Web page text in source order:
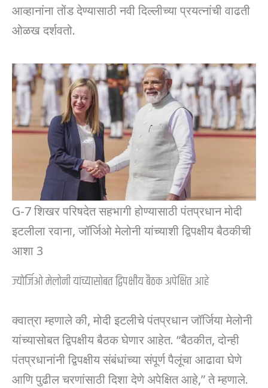
आव्हानांना तोंड देण्यासाठी नवी दिल्लीच्या प्रयत्नांची वाढती
ओळख दर्शवतो.
G-7 शिखर परिषदेत सहभागी होण्यासाठी पंतप्रधान मोदी
इटलीला रवाना, जॉर्जिओ मेलोनी यांच्याशी द्विपक्षीय बैठकीची
आशा 3
ज्योर्जिओ मेलोनी यांच्यासोबत द्विपक्षीय बैठक अपेक्षित आहे
क्वात्रा म्हणाले की, मोदी इटलीचे पंतप्रधान जॉर्जिया मेलोनी
यांच्यासोबत द्विपक्षीय बैठक घेणार आहेत. “बैठकीत, दोन्ही
पंतप्रधानांनी द्विपक्षीय संबंधांच्या संपूर्ण पैलूंचा आढावा घेणे
आणि पुढील चरणांसाठी दिशा देणे अपेक्षित आहे,” ते म्हणाले.